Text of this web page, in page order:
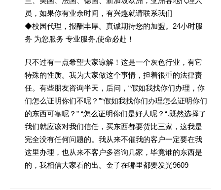
员，如果你有业余时间，有兴趣就请联系我们
◆校园代理，报酬丰厚。真诚期待您的加盟。24小时服
务 为您服务 专业服务,使命必赴！
只不过有一点希望大家谅解！这是一个灰色行业，有它
特殊的性质。我为大家做这个事情，担着很重的法律责
任。有些朋友咨询半天，后问，“假如我找你们办理，你
们怎么证明你们不呢？”“假如我找你们办理怎么证明你们
的东西可靠呢？” “怎么证明你们是好人呢？“.既然选择了
我们就应该对我们信任，买东西都要货比三家，这我是
完全没有任何问题的。我从来不催我的客户一定要在我
这里办理，也从来不客户多咨询几家，毕竟谁的东西是
的，我相信大家看的出。金子在哪里都要发光9609